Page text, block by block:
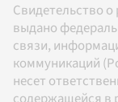
Свидетельство
выдано
связи,
коммуникаций
несет